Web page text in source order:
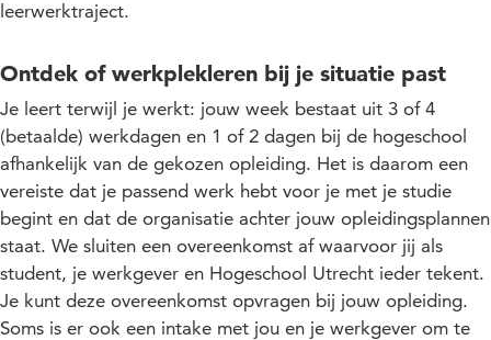
leerwerktraject.
Ontdek of werkplekleren bij je situatie past
Je leert terwijl je werkt: jouw week bestaat uit 3 of 4
(betaalde) werkdagen en 1 of 2 dagen bij de hogeschool
afhankelijk van de gekozen opleiding. Het is daarom een
vereiste dat je passend werk hebt voor je met je studie
begint en dat de organisatie achter jouw opleidingsplannen
staat. We sluiten een overeenkomst af waarvoor jij als
student, je werkgever en Hogeschool Utrecht ieder tekent.
Je kunt deze overeenkomst opvragen bij jouw opleiding.
Soms is er ook een intake met jou en je werkgever om te